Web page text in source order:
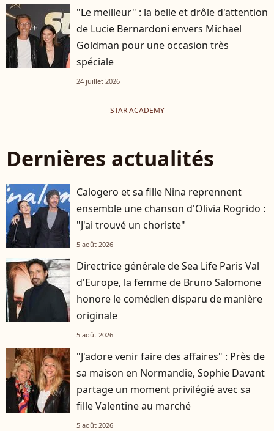
"Le meilleur" : la belle et drôle d'attention
de Lucie Bernardoni envers Michael
Goldman pour une occasion très
spéciale
24 juillet 2026
STAR ACADEMY
Dernières actualités
Calogero et sa fille Nina reprennent
ensemble une chanson d'Olivia Rogrido :
"J'ai trouvé un choriste"
5 août 2026
Directrice générale de Sea Life Paris Val
d'Europe, la femme de Bruno Salomone
honore le comédien disparu de manière
originale
5 août 2026
"J'adore venir faire des affaires" : Près de
sa maison en Normandie, Sophie Davant
partage un moment privilégié avec sa
fille Valentine au marché
5 août 2026